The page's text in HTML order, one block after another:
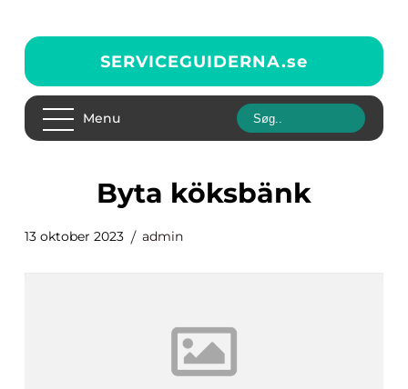
SERVICEGUIDERNA.se
Menu
byta köksbänk
13 oktober 2023 admin